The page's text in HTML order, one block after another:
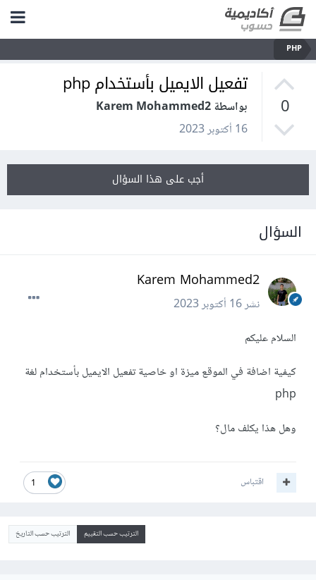
PHP
0
تفعيل الايميل بأستخدام php
بواسطة Karem Mohammed2
16 أكتوبر 2023
أجب على هذا السؤال
السؤال
Karem Mohammed2
نشر16 أكتوبر 2023
السلام عليكم
كيفية اضافة في الموقع ميزة او خاصية تفعيل الايميل بأستخدام لغة
php
وهل هذا يكلف مال؟
1 اقتباس
الترتيب حسب التقييم الترتيب حسب التاريخ